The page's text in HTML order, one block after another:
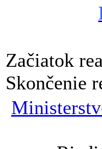
Začiatok
Skončenie